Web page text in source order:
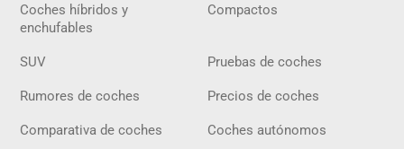
Coches híbridos y
enchufables
Compactos
SUV Pruebas de coches
Rumores de coches Precios de coches
Comparativa de coches Coches autónomos